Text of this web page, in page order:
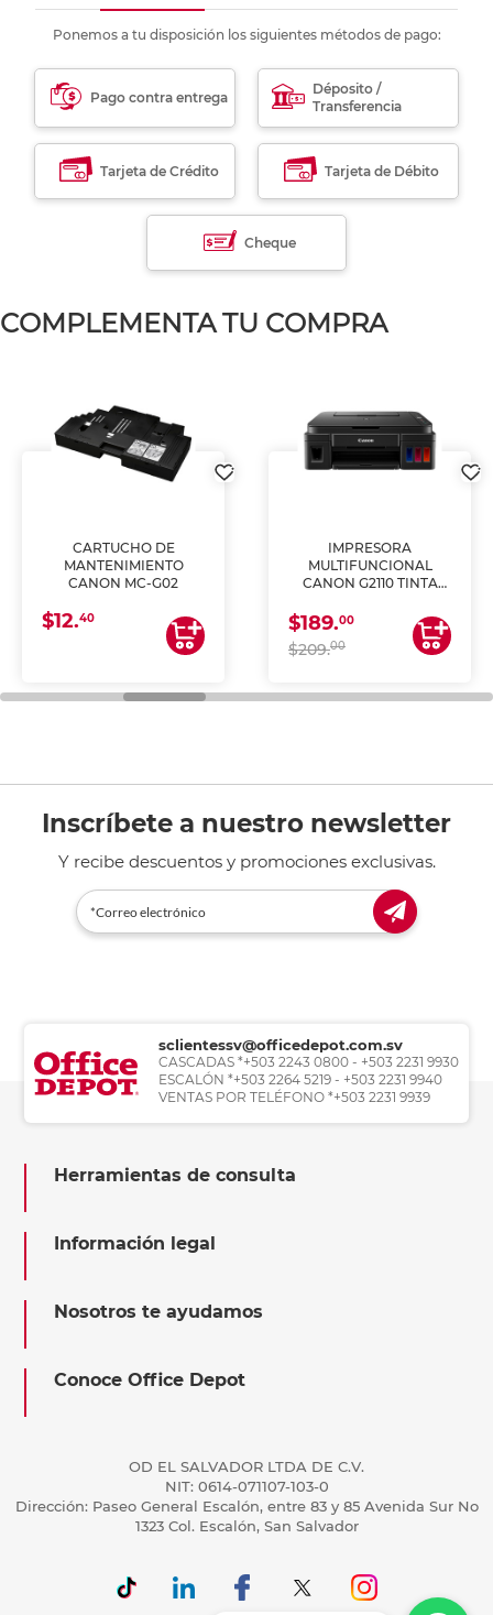
Ponemos a tu disposición los siguientes métodos de pago:
Pago contra entrega
Déposito /
Transferencia
Tarjeta de Crédito Tarjeta de Débito
Cheque
COMPLEMENTA TU COMPRA
CARTUCHO DE
MANTENIMIENTO
CANON MC-G02
$12.40
IMPRESORA
MULTIFUNCIONAL
CANON G2110 TINTA
$189.00
$209.00
Inscríbete a nuestro newsletter
Y recibe descuentos y promociones exclusivas.
sclientessv@officedepot.com.sv
CASCADAS *+503 2243 0800 - +503 2231 9930
ESCALÓN *+503 2264 5219 - +503 2231 9940
VENTAS POR TELÉFONO *+503 2231 9939
Herramientas de consulta
Información legal
Nosotros te ayudamos
Conoce Office Depot
OD EL SALVADOR LTDA DE C.V.
NIT: 0614-071107-103-0
Dirección: Paseo General Escalón, entre 83 y 85 Avenida Sur No
1323 Col. Escalón, San Salvador